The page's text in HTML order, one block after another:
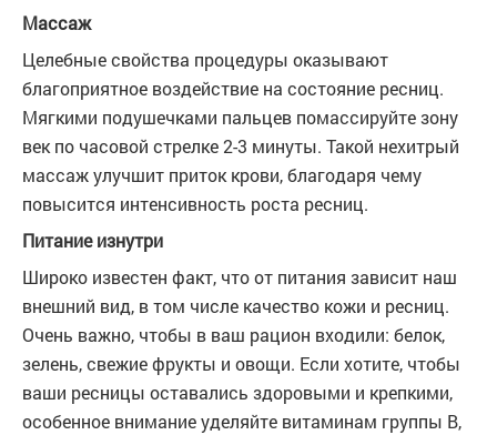
Массаж
Целебные свойства процедуры оказывают
благоприятное воздействие на состояние ресниц.
Мягкими подушечками пальцев помассируйте зону
век по часовой стрелке 2-3 минуты. Такой нехитрый
массаж улучшит приток крови, благодаря чему
повысится интенсивность роста ресниц.
Питание изнутри
Широко известен факт, что от питания зависит наш
внешний вид, в том числе качество кожи и ресниц.
Очень важно, чтобы в ваш рацион входили: белок,
зелень, свежие фрукты и овощи. Если хотите, чтобы
ваши ресницы оставались здоровыми и крепкими,
особенное внимание уделяйте витаминам группы В,